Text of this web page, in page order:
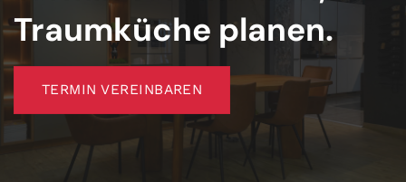
Traumküche planen.
TERMIN VEREINBAREN